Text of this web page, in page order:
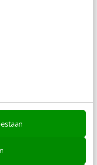
Frankwatching
een nieuwsbrief
van een
een hypotheek.